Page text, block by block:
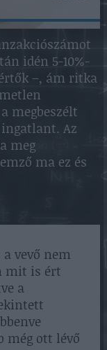
idén 5-10%-
–, ám ritka
megbeszélt
Az
meg
ma ez és
vevő nem
mit is ért
a
még ott lévő